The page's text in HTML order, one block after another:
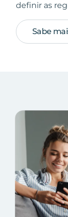
definir as
Sabe